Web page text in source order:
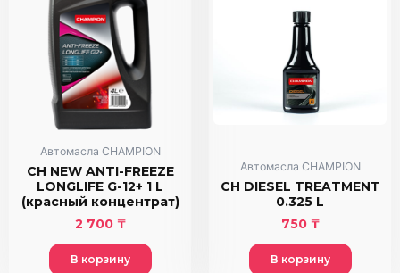
Автомасла CHAMPION
CH NEW ANTI-FREEZE
LONGLIFE G-12+ 1 L
(красный концентрат)
2 700 ₸
В корзину
Автомасла CHAMPION
CH DIESEL TREATMENT
0.325 L
750 ₸
В корзину